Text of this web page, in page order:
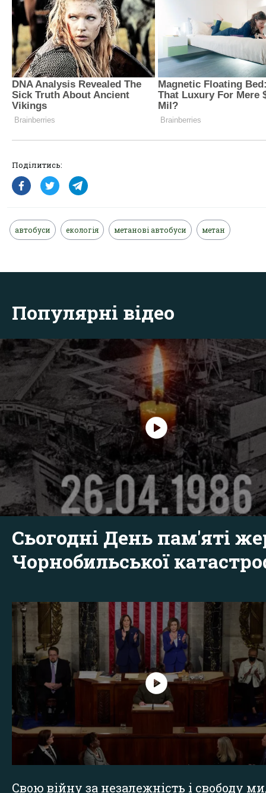
Поділитись:
автобуси екологія метанові автобуси метан
Популярні відео
Сьогодні День пам'яті
Чорнобильської
Свою війну за незалежність і свободу